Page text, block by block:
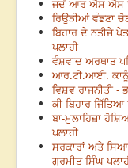
ਜਦੋਂ ਆਰ ਐੱਸ ਐੱਸ
ਰਿਉੜੀਆਂ ਵੰਡਣਾ
ਬਿਹਾਰ ਦੇ ਨਤੀਜੇ
ਪਲਾਹੀ
ਵੰਸ਼ਵਾਦ ਅਰਥਾਤ
ਆਰ.ਟੀ.ਆਈ.
ਵਿਸ਼ਵ ਰਾਜਨੀਤੀ -
ਕੀ ਬਿਹਾਰ
ਬਾ-ਮੁਲਾਹਿਜ਼ਾ
ਪਲਾਹੀ
ਸਰਕਾਰਾਂ ਅਤੇ
ਗੁਰਮੀਤ ਸਿੰਘ